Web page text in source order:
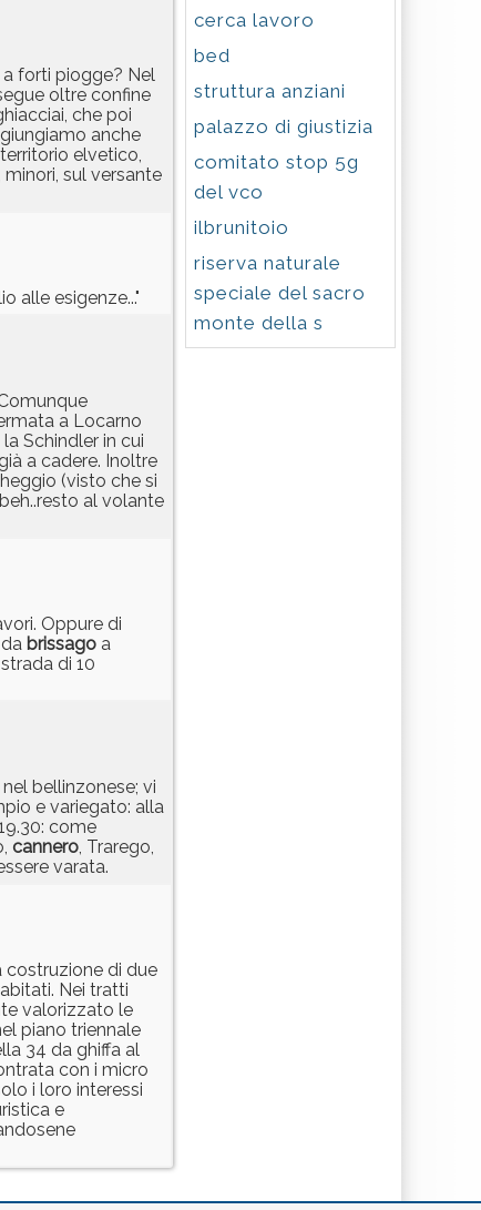
forti piogge? Nel
oltre confine
che poi
anche
elvetico,
sul versante
alle esigenze..."
a Locarno
Schindler in cui
a cadere. Inoltre
(visto che si
al volante
Oppure di
brissago a
di 10
bellinzonese; vi
e variegato: alla
come
cannero, Trarego,
varata.
costruzione di due
Nei tratti
valorizzato le
piano triennale
34 da ghiffa al
con i micro
i loro interessi
e
cerca lavoro
bed
struttura anziani
palazzo di giustizia
comitato stop 5g
del vco
ilbrunitoio
riserva naturale
speciale del sacro
monte della s